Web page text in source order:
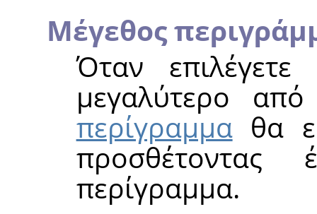
Μέγεθος
Όταν επιλέγετε
μεγαλύτερο
περίγραμμαθα
περίγραμμα.